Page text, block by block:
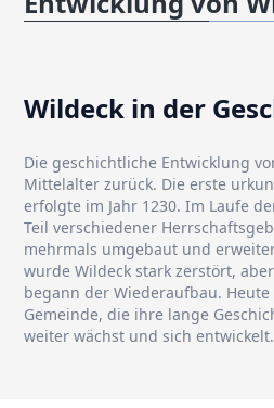
Wildeck in der
Die geschichtliche Entwicklung
Mittelalter zurück. Die erste
erfolgte im Jahr 1230. Im Laufe
Teil verschiedener
mehrmals umgebaut und
wurde Wildeck stark zerstört,
begann der Wiederaufbau.
Gemeinde, die ihre lange
weiter wächst und sich entwickelt.